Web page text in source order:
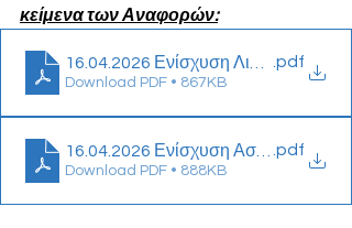
κείμενα των Αναφορών:
16.04.2026 Ενίσχυση Λιμενικών
.pdf
Download PDF • 867KB
16.04.2026 Ενίσχυση Αστυνομικών
.pdf
Download PDF • 888KB